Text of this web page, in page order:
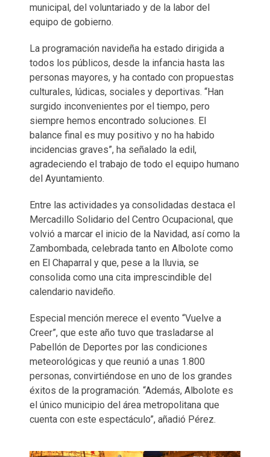
municipal, del voluntariado y de la labor del
equipo de gobierno.
La programación navideña ha estado dirigida a
todos los públicos, desde la infancia hasta las
personas mayores, y ha contado con propuestas
culturales, lúdicas, sociales y deportivas. “Han
surgido inconvenientes por el tiempo, pero
siempre hemos encontrado soluciones. El
balance final es muy positivo y no ha habido
incidencias graves”, ha señalado la edil,
agradeciendo el trabajo de todo el equipo humano
del Ayuntamiento.
Entre las actividades ya consolidadas destaca el
Mercadillo Solidario del Centro Ocupacional, que
volvió a marcar el inicio de la Navidad, así como la
Zambombada, celebrada tanto en Albolote como
en El Chaparral y que, pese a la lluvia, se
consolida como una cita imprescindible del
calendario navideño.
Especial mención merece el evento “Vuelve a
Creer”, que este año tuvo que trasladarse al
Pabellón de Deportes por las condiciones
meteorológicas y que reunió a unas 1.800
personas, convirtiéndose en uno de los grandes
éxitos de la programación. “Además, Albolote es
el único municipio del área metropolitana que
cuenta con este espectáculo”, añadió Pérez.